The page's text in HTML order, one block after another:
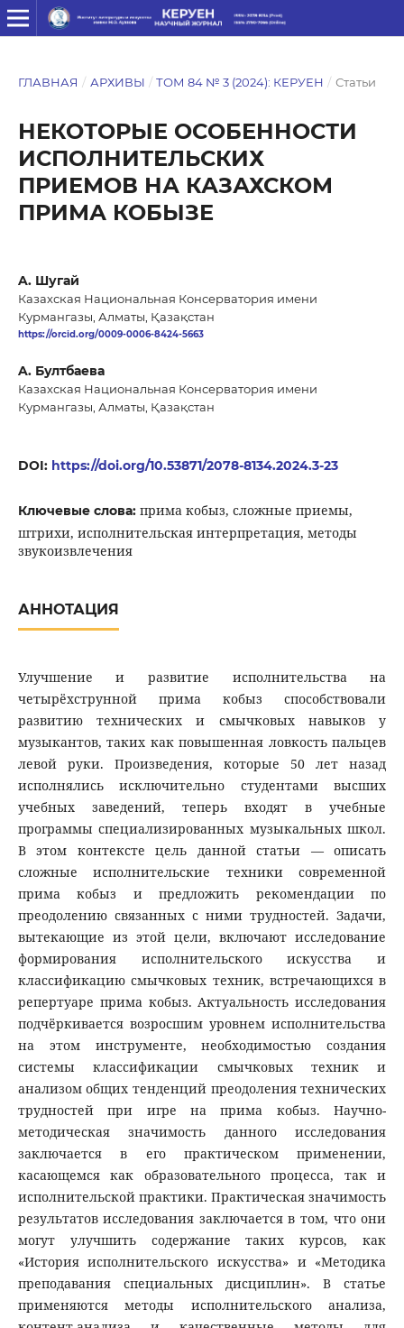
ГЛАВНАЯ / АРХИВЫ / ТОМ 84 № 3 (2024): КЕРУЕН / Статьи
НЕКОТОРЫЕ ОСОБЕННОСТИ
ИСПОЛНИТЕЛЬСКИХ
ПРИЕМОВ НА КАЗАХСКОМ
ПРИМА КОБЫЗЕ
A. Шугай
Казахская Национальная Консерватория имени
Курмангазы, Алматы, Қазақстан
https://orcid.org/0009-0006-8424-5663
A. Бултбаева
Казахская Национальная Консерватория имени
Курмангазы, Алматы, Қазақстан
DOI: https://doi.org/10.53871/2078-8134.2024.3-23
Ключевые слова: прима кобыз, сложные приемы,
штрихи, исполнительская интерпретация, методы
звукоизвлечения
АННОТАЦИЯ
Улучшение и развитие исполнительства на
четырёхструнной прима кобыз способствовали
развитию технических и смычковых навыков у
музыкантов, таких как повышенная ловкость пальцев
левой руки. Произведения, которые 50 лет назад
исполнялись исключительно студентами высших
учебных заведений, теперь входят в учебные
программы специализированных музыкальных школ.
В этом контексте цель данной статьи — описать
сложные исполнительские техники современной
прима кобыз и предложить рекомендации по
преодолению связанных с ними трудностей. Задачи,
вытекающие из этой цели, включают исследование
формирования исполнительского искусства и
классификацию смычковых техник, встречающихся в
репертуаре прима кобыз. Актуальность исследования
подчёркивается возросшим уровнем исполнительства
на этом инструменте, необходимостью создания
системы классификации смычковых техник и
анализом общих тенденций преодоления технических
трудностей при игре на прима кобыз. Научно-
методическая значимость данного исследования
заключается в его практическом применении,
касающемся как образовательного процесса, так и
исполнительской практики. Практическая значимость
результатов исследования заключается в том, что они
могут улучшить содержание таких курсов, как
«История исполнительского искусства» и «Методика
преподавания специальных дисциплин». В статье
применяются методы исполнительского анализа,